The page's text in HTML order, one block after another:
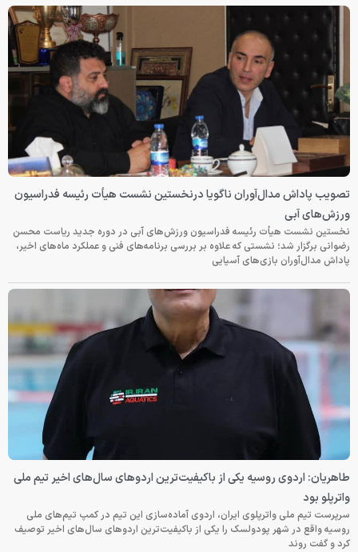
تصویب پاداش مدال‌آوران ناگویا درنخستین نشست هیأت رئیسه فدراسیون
ورزش‌های آبی
نخستین نشست هیأت رئیسه فدراسیون ورزش‌های آبی در دوره جدید ریاست محسن
رضوانی برگزار شد؛ نشستی که علاوه بر بررسی برنامه‌های فنی و عملکرد ماه‌های اخیر،
پاداش مدال‌آوران بازی‌های آسیایی
طاهریان: اردوی روسیه یکی از باکیفیت‌ترین اردوهای سال‌های اخیر تیم ملی
واترپلو بود
سرپرست تیم ملی واترپلوی ایران، اردوی آماده‌سازی این تیم در کمپ تیم‌های ملی
روسیه واقع در شهر پودولسک را یکی از باکیفیت‌ترین اردوهای سال‌های اخیر توصیف
کرد و گفت روند